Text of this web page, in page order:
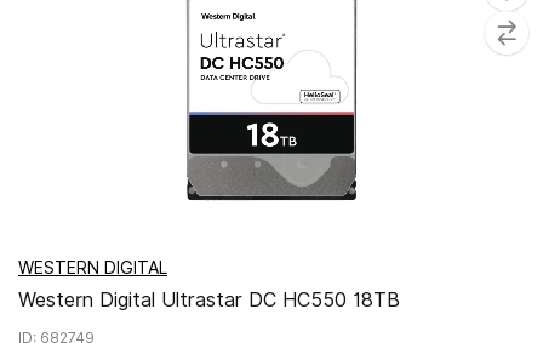
WESTERN DIGITAL
Western Digital Ultrastar DC HC550 18TB
ID: 682749